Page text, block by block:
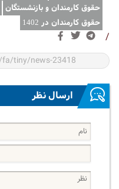
حقوق کارمندان و بازنشستگان
حقوق کارمندان در 1402
/
ارسال نظر